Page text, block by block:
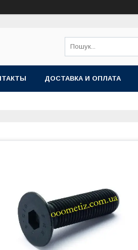
ДОСТАВКА И ОПЛАТА